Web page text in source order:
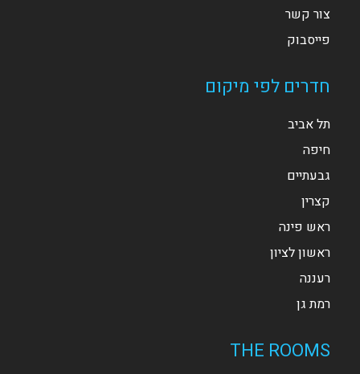
צור קשר
פייסבוק
חדרים לפי מיקום
תל אביב
חיפה
גבעתיים
קצרין
ראש פינה
ראשון לציון
רעננה
רמת גן
THE ROOMS